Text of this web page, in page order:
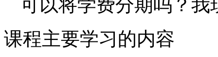
可以将学费分期吗？
课程主要学习的内容